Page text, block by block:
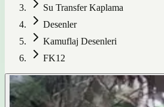
Su Transfer Kaplama
Desenler
Kamuflaj Desenleri
FK12